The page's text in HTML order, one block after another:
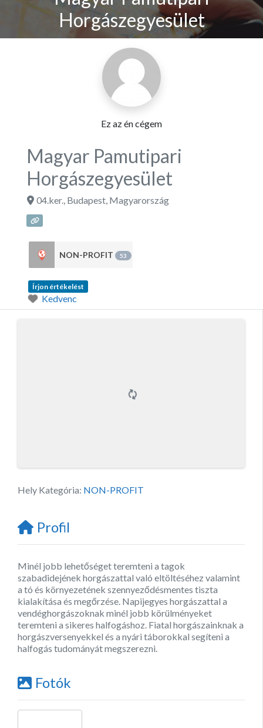
Horgászegyesület
Ez az én cégem
Magyar Pamutipari
Horgászegyesület
04.ker., Budapest, Magyarország
NON-PROFIT 53
Írjon értékelést
Kedvenc
Hely Kategória: NON-PROFIT
Profil
Minél jobb lehetőséget teremteni a tagok
szabadidejének horgászattal való eltöltéséhez valamint
a tó és környezetének szennyeződésmentes tiszta
kialakítása és megőrzése. Napijegyes horgászattal a
vendéghorgászoknak minél jobb körülményeket
teremteni a sikeres halfogáshoz. Fiatal horgászainknak a
horgászversenyekkel és a nyári táborokkal segíteni a
halfogás tudományát megszerezni.
Fotók